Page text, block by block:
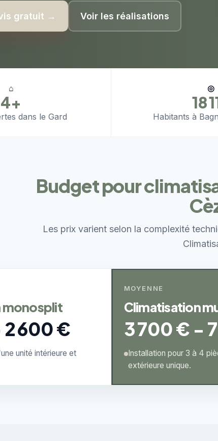
gratuit → Voir les réalisations
⌂
4+
dans le Gard
◎
18
Habitants à
Budget pour
Les prix varient selon la complexité
monosplit
2 600 €
unité intérieure et
MOYENNE
Climatisation
3 700 € -
Installation pour 3 à 4
extérieure unique.